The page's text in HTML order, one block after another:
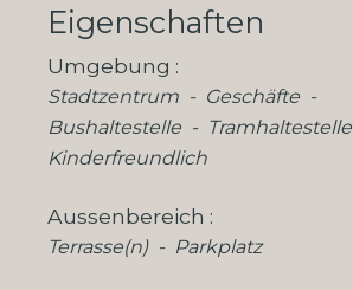
Eigenschaften
Umgebung
Stadtzentrum
Geschäfte
Bushaltestelle
Tramhaltestelle
Kinderfreundlich
Aussenbereich
Terrasse(n) Parkplatz